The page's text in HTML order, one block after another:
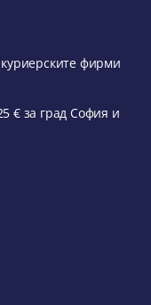
фирми
€ за град София и